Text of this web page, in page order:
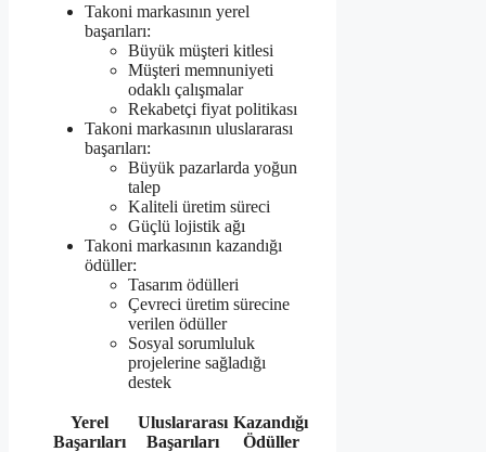
Takoni markasının yerel
başarıları:
Büyük müşteri kitlesi
Müşteri memnuniyeti
odaklı çalışmalar
Rekabetçi fiyat politikası
Takoni markasının uluslararası
başarıları:
Büyük pazarlarda yoğun
talep
Kaliteli üretim süreci
Güçlü lojistik ağı
Takoni markasının kazandığı
ödüller:
Tasarım ödülleri
Çevreci üretim sürecine
verilen ödüller
Sosyal sorumluluk
projelerine sağladığı
destek
Yerel
Başarıları
Uluslararası
Başarıları
Kazandığı
Ödüller